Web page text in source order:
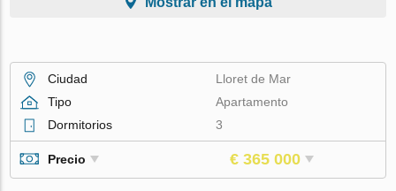
Ciudad
Lloret de Mar
Tipo
Apartamento
Dormitorios
3
Precio € 365 000